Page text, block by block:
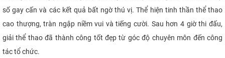
số gay cấn và các kết quả bất ngờ thú vị. Thể hiện tinh thần thể thao
cao thượng, tràn ngập niềm vui và tiếng cười. Sau hơn 4 giờ thi đấu,
giải thể thao đã thành công tốt đẹp từ góc độ chuyên môn đến công
tác tổ chức.